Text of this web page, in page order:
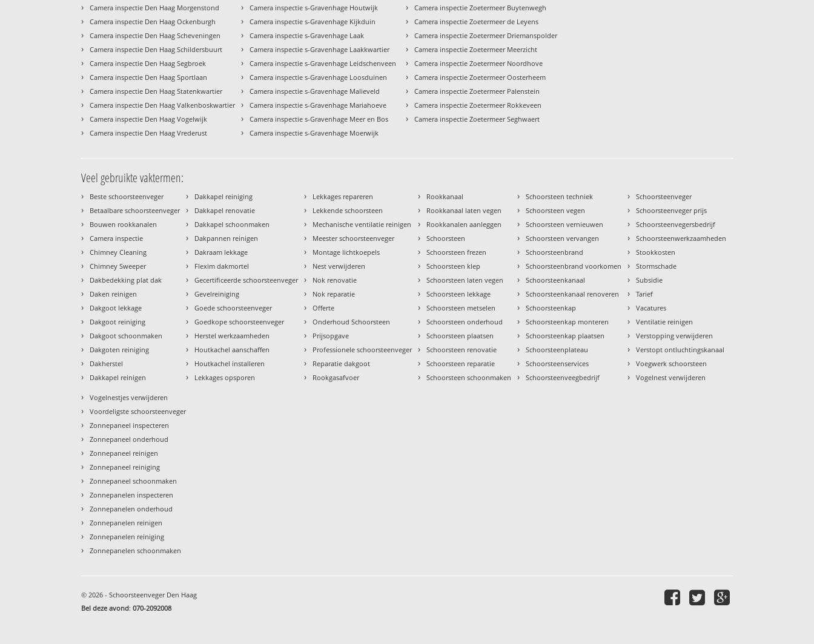
› Camera inspectie Den Haag Morgenstond
› Camera inspectie Den Haag Ockenburgh
› Camera inspectie Den Haag Scheveningen
› Camera inspectie Den Haag Schildersbuurt
› Camera inspectie Den Haag Segbroek
› Camera inspectie Den Haag Sportlaan
› Camera inspectie Den Haag Statenkwartier
› Camera inspectie Den Haag Valkenboskwartier
› Camera inspectie Den Haag Vogelwijk
› Camera inspectie Den Haag Vrederust
› Camera inspectie s-Gravenhage Houtwijk
› Camera inspectie s-Gravenhage Kijkduin
› Camera inspectie s-Gravenhage Laak
› Camera inspectie s-Gravenhage Laakkwartier
› Camera inspectie s-Gravenhage Leidschenveen
› Camera inspectie s-Gravenhage Loosduinen
› Camera inspectie s-Gravenhage Malieveld
› Camera inspectie s-Gravenhage Mariahoeve
› Camera inspectie s-Gravenhage Meer en Bos
› Camera inspectie s-Gravenhage Moerwijk
› Camera inspectie Zoetermeer Buytenwegh
› Camera inspectie Zoetermeer de Leyens
› Camera inspectie Zoetermeer Driemanspolder
› Camera inspectie Zoetermeer Meerzicht
› Camera inspectie Zoetermeer Noordhove
› Camera inspectie Zoetermeer Oosterheem
› Camera inspectie Zoetermeer Palenstein
› Camera inspectie Zoetermeer Rokkeveen
› Camera inspectie Zoetermeer Seghwaert
Veel gebruikte vaktermen:
› Beste schoorsteenveger
› Betaalbare schoorsteenveger
› Bouwen rookkanalen
› Camera inspectie
› Chimney Cleaning
› Chimney Sweeper
› Dakbedekking plat dak
› Daken reinigen
› Dakgoot lekkage
› Dakgoot reiniging
› Dakgoot schoonmaken
› Dakgoten reiniging
› Dakherstel
› Dakkapel reinigen
› Dakkapel reiniging
› Dakkapel renovatie
› Dakkapel schoonmaken
› Dakpannen reinigen
› Dakraam lekkage
› Flexim dakmortel
› Gecertificeerde schoorsteenveger
› Gevelreiniging
› Goede schoorsteenveger
› Goedkope schoorsteenveger
› Herstel werkzaamheden
› Houtkachel aanschaffen
› Houtkachel installeren
› Lekkages opsporen
› Lekkages repareren
› Lekkende schoorsteen
› Mechanische ventilatie reinigen
› Meester schoorsteenveger
› Montage lichtkoepels
› Nest verwijderen
› Nok renovatie
› Nok reparatie
› Offerte
› Onderhoud Schoorsteen
› Prijsopgave
› Professionele schoorsteenveger
› Reparatie dakgoot
› Rookgasafvoer
› Rookkanaal
› Rookkanaal laten vegen
› Rookkanalen aanleggen
› Schoorsteen
› Schoorsteen frezen
› Schoorsteen klep
› Schoorsteen laten vegen
› Schoorsteen lekkage
› Schoorsteen metselen
› Schoorsteen onderhoud
› Schoorsteen plaatsen
› Schoorsteen renovatie
› Schoorsteen reparatie
› Schoorsteen schoonmaken
› Schoorsteen techniek
› Schoorsteen vegen
› Schoorsteen vernieuwen
› Schoorsteen vervangen
› Schoorsteenbrand
› Schoorsteenbrand voorkomen
› Schoorsteenkanaal
› Schoorsteenkanaal renoveren
› Schoorsteenkap
› Schoorsteenkap monteren
› Schoorsteenkap plaatsen
› Schoorsteenplateau
› Schoorsteenservices
› Schoorsteenveegbedrijf
› Schoorsteenveger
› Schoorsteenveger prijs
› Schoorsteenvegersbedrijf
› Schoorsteenwerkzaamheden
› Stookkosten
› Stormschade
› Subsidie
› Tarief
› Vacatures
› Ventilatie reinigen
› Verstopping verwijderen
› Verstopt ontluchtingskanaal
› Voegwerk schoorsteen
› Vogelnest verwijderen
› Vogelnestjes verwijderen
› Voordeligste schoorsteenveger
› Zonnepaneel inspecteren
› Zonnepaneel onderhoud
› Zonnepaneel reinigen
› Zonnepaneel reiniging
› Zonnepaneel schoonmaken
› Zonnepanelen inspecteren
› Zonnepanelen onderhoud
› Zonnepanelen reinigen
› Zonnepanelen reiniging
› Zonnepanelen schoonmaken
© 2026 - Schoorsteenveger Den Haag
Bel deze avond:070-2092008